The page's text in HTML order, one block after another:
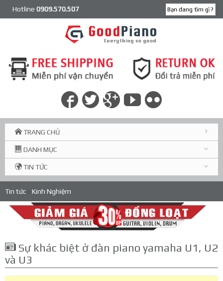
Hotline 0909.570.507
TRANG CHỦ
DANH MỤC
TIN TỨC
Tin tức » Kinh Nghiệm
Sự khác biệt ở đàn piano yamaha U1, U2
và U3